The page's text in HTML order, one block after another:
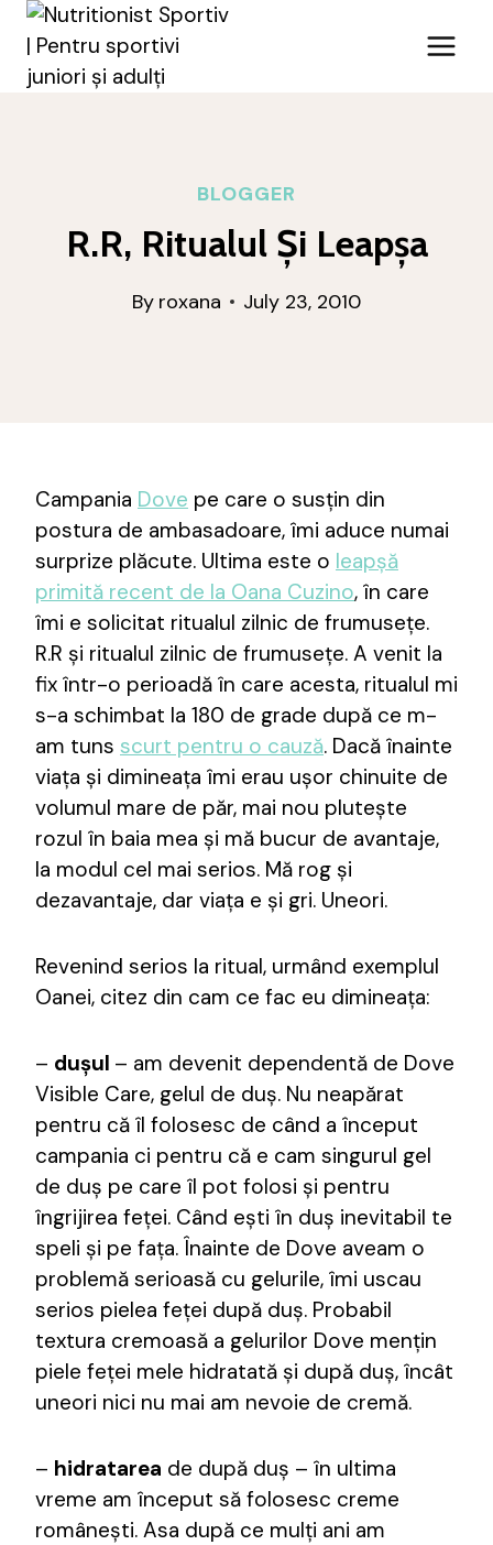
Skip
content
BLOGGER
R.R, Ritualul Și Leapșa
By roxana July 23, 2010
Campania Dove pe care o susțin din
postura de ambasadoare, îmi aduce numai
surprize plăcute. Ultima este o leapșă
primită recent de la Oana Cuzino, în care
îmi e solicitat ritualul zilnic de frumusețe.
R.R și ritualul zilnic de frumusețe. A venit la
fix într-o perioadă în care acesta, ritualul mi
s-a schimbat la 180 de grade după ce m-
am tuns scurt pentru o cauză. Dacă înainte
viața și dimineața îmi erau ușor chinuite de
volumul mare de păr, mai nou plutește
rozul în baia mea și mă bucur de avantaje,
la modul cel mai serios. Mă rog și
dezavantaje, dar viața e și gri. Uneori.
Revenind serios la ritual, urmând exemplul
Oanei, citez din cam ce fac eu dimineața:
– dușul – am devenit dependentă de Dove
Visible Care, gelul de duș. Nu neapărat
pentru că îl folosesc de când a început
campania ci pentru că e cam singurul gel
de duș pe care îl pot folosi și pentru
îngrijirea feței. Când ești în duș inevitabil te
speli și pe fața. Înainte de Dove aveam o
problemă serioasă cu gelurile, îmi uscau
serios pielea feței după duș. Probabil
textura cremoasă a gelurilor Dove mențin
piele feței mele hidratată și după duș, încât
uneori nici nu mai am nevoie de cremă.
– hidratarea de după duș – în ultima
vreme am început să folosesc creme
românești. Asa după ce mulți ani am